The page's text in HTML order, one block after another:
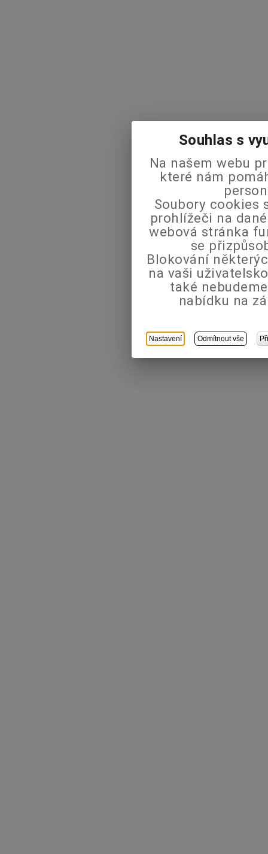
Souhlas s
Na našem webu
které nám
Soubory cookies
prohlížeči na
webová stránka
se
Blokování
na vaši
také
nabídku na
Nastavení Odmítnout vše